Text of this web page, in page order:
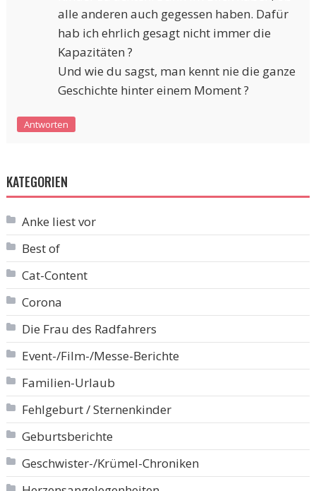
alle anderen auch gegessen haben. Dafür
hab ich ehrlich gesagt nicht immer die
Kapazitäten ?
Und wie du sagst, man kennt nie die ganze
Geschichte hinter einem Moment ?
Antworten
KATEGORIEN
Anke liest vor
Best of
Cat-Content
Corona
Die Frau des Radfahrers
Event-/Film-/Messe-Berichte
Familien-Urlaub
Fehlgeburt / Sternenkinder
Geburtsberichte
Geschwister-/Krümel-Chroniken